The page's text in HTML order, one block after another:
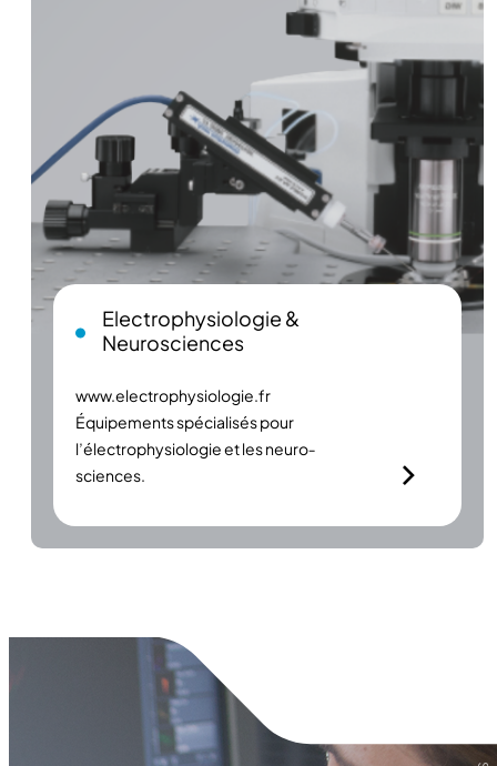
Electrophysiologie &
Neurosciences
www.electrophysiologie.fr
Équipements spécialisés pour
l’électrophysiologie et les neuro­
sciences.